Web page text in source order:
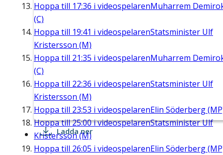
Hoppa till 17:36 i videospelarenMuharrem
(C)
Hoppa till 19:41 i videospelarenStatsminister Ulf
Kristersson (M)
Hoppa till 21:35 i videospelarenMuharrem
(C)
Hoppa till 22:36 i videospelarenStatsminister Ulf
Kristersson (M)
Hoppa till 23:53 i videospelarenElin Söderberg
Hoppa till25:00i videospelarenStatsminister Ulf
Kristersson (M)
Hoppa till 26:05 i videospelarenElin Söderberg
Ladda ner